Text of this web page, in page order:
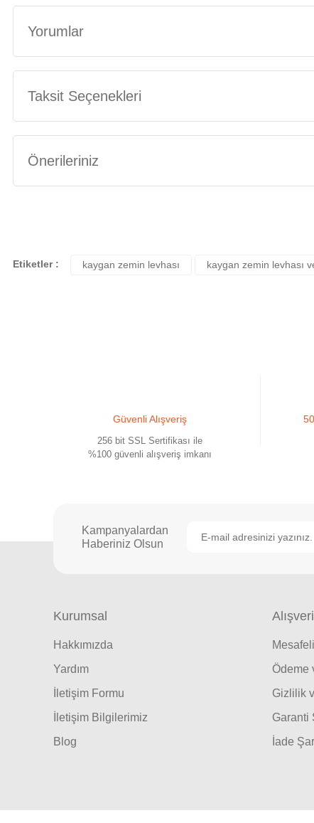
Yorumlar
Taksit Seçenekleri
Önerileriniz
Etiketler : kaygan zemin levhası kaygan zemin levhası
Güvenli Alışveriş
256 bit SSL Sertifikası ile
%100 güvenli alışveriş imkanı
Kampanyalardan
Haberiniz Olsun
Kurumsal
Hakkımızda
Yardım
İletişim Formu
İletişim Bilgilerimiz
Blog
Ödeme
Gizlilik
Garanti
İade